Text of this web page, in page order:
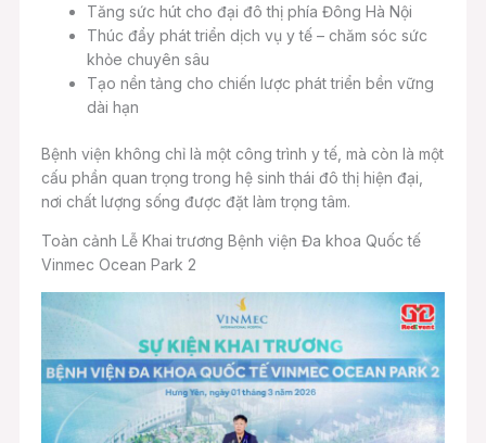
Tăng sức hút cho đại đô thị phía Đông Hà Nội
Thúc đẩy phát triển dịch vụ y tế – chăm sóc sức
khỏe chuyên sâu
Tạo nền tảng cho chiến lược phát triển bền vững
dài hạn
Bệnh viện không chỉ là một công trình y tế, mà còn là một
cấu phần quan trọng trong hệ sinh thái đô thị hiện đại,
nơi chất lượng sống được đặt làm trọng tâm.
Toàn cảnh Lễ Khai trương Bệnh viện Đa khoa Quốc tế
Vinmec Ocean Park 2